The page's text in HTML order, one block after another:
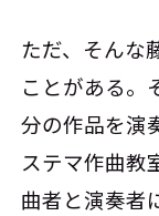
ただ、そんな
ことがある。
分の作品を演
ステマ作曲教
曲者と演奏者